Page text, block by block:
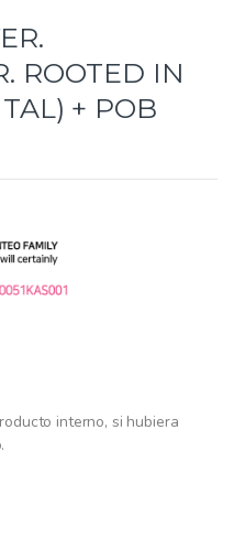
ROOTED IN
+ POB
de Corea.
interno, si hubiera